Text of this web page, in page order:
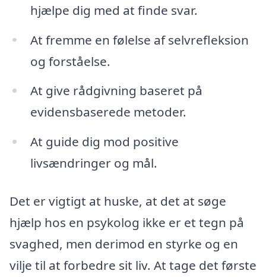
hjælpe dig med at finde svar.
At fremme en følelse af selvrefleksion
og forståelse.
At give rådgivning baseret på
evidensbaserede metoder.
At guide dig mod positive
livsændringer og mål.
Det er vigtigt at huske, at det at søge
hjælp hos en psykolog ikke er et tegn på
svaghed, men derimod en styrke og en
vilje til at forbedre sit liv. At tage det første